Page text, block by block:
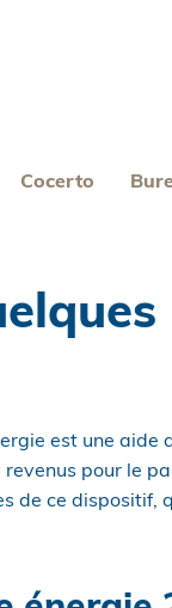
Cocerto
est une
pour le
de ce dispositif,